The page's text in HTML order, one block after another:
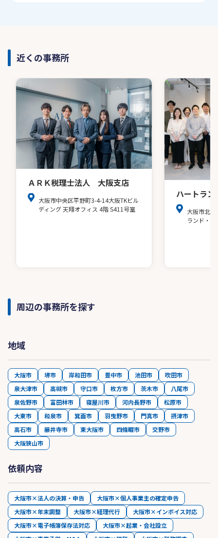
近くの事務所
ＡＲＫ税理士法人 大阪支店
大阪市中央区平野町3-4-14大阪TKビル
ディング 天翔オフィス 4階 S411号室
ハートラ
大阪市北
ランド・
周辺の事務所を探す
地域
大阪市 堺市 岸和田市 豊中市 池田市
吹田市
泉大津市
高槻市 守口市 枚方市 茨木市
八尾市
泉佐野市
富田林市 寝屋川市 河内長野市
松原市
大東市
和泉市 箕面市 羽曳野市 門真市
摂津市
高石市
藤井寺市 東大阪市 四條畷市
交野市
大阪狭山市
依頼内容
大阪市×法人の決算・申告
大阪市×個人事業主の確定申告
大阪市×年末調整
大阪市×経理代行
大阪市×インボイス対応
大阪市×電子帳簿保存法対応
大阪市×起業・会社設立